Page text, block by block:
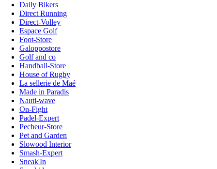
Daily Bikers
Direct Running
Direct-Volley
Espace Golf
Foot-Store
Galoppostore
Golf and co
Handball-Store
House of Rugby
La sellerie de Maé
Made in Paradis
Nauti-wave
On-Fight
Padel-Expert
Pecheur-Store
Pet and Garden
Slowood Interior
Smash-Expert
Sneak'In